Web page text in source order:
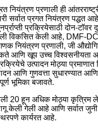
नियंत्रण प्रणाली ही
सर्वात प्रगत नियंत्रण पद्धत
प्रक्रियेसाठी दोन-
विकसित केली आहे, DMF-
नियंत्रण प्रणाली, जी
आणि खूप उच्च विश्वसनीयता
उत्पादन मोठ्या
आणि गुणवत्ता सुधारण्यात
भूमिका बजावते.
20 हून अधिक मोठ्या कृत्रिम
केली गेली आहे आणि सर्वात जुनी
कार्यरत आहे.